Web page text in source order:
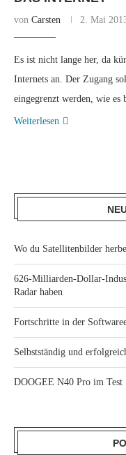
von Carsten 2. Mai
Es ist nicht lange her, da
Internets an. Der Zugang
eingegrenzt werden, wie
Weiterlesen
Wo du Satellitenbilder
626-Milliarden-Dollar-
Radar haben
Fortschritte in der
Selbstständig und
DOOGEE N40 Pro im Test